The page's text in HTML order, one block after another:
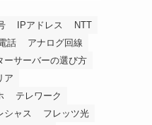
IPアドレス
NTT
話
アナログ回線
ーサーバーの選び方
ア
テレワーク
シャス
フレッツ光